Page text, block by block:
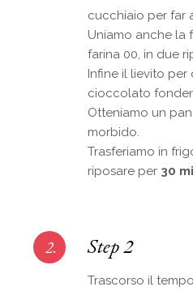
cucchiaio per far
Uniamo anche la
farina 00, in due
Infine il lievito
cioccolato
Otteniamo un
morbido.
Trasferiamo in
riposare per 30
2. Step 2
Trascorso il